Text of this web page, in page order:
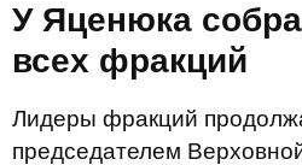
У Яценюка
всех фракций
Лидеры фракций
председателем